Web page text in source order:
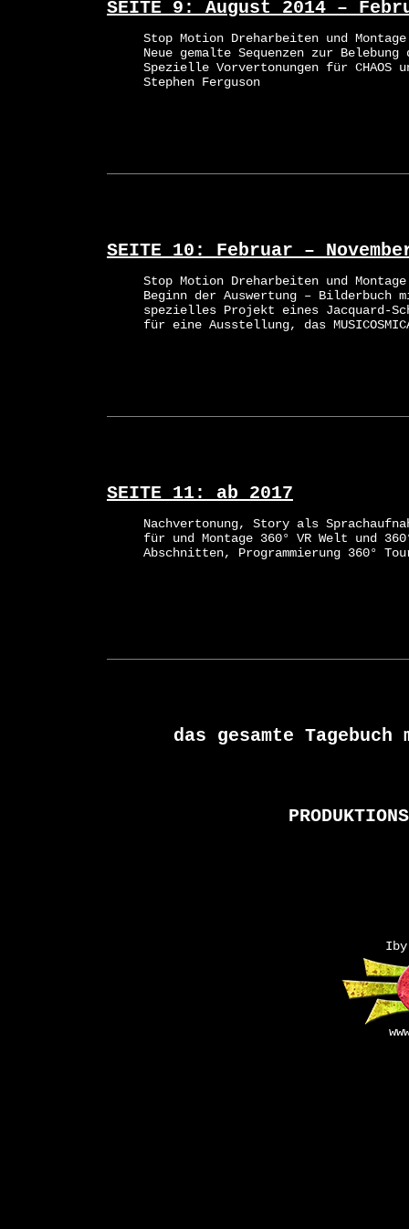
SEITE 9: August 2014 –
Stop Motion Dreharbeiten und Montage
Neue gemalte Sequenzen zur
Spezielle Vorvertonungen für CHAOS
Stephen Ferguson
SEITE 10: Februar –
Stop Motion Dreharbeiten und Montage
Beginn der Auswertung – Bilderbuch
spezielles Projekt eines Jacquard-
für eine Ausstellung, das
SEITE 11: ab 2017
Nachvertonung, Story als
für und Montage 360° VR Welt und
Abschnitten, Programmierung 360°
das gesamte